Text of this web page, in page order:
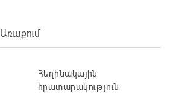
Առաքում
Հեղինակային
հրատարակություն